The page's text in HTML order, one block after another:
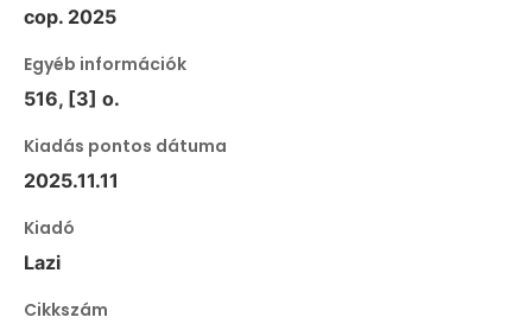
cop. 2025
Egyéb információk
516, [3] o.
Kiadás pontos dátuma
2025.11.11
Kiadó
Lazi
Cikkszám